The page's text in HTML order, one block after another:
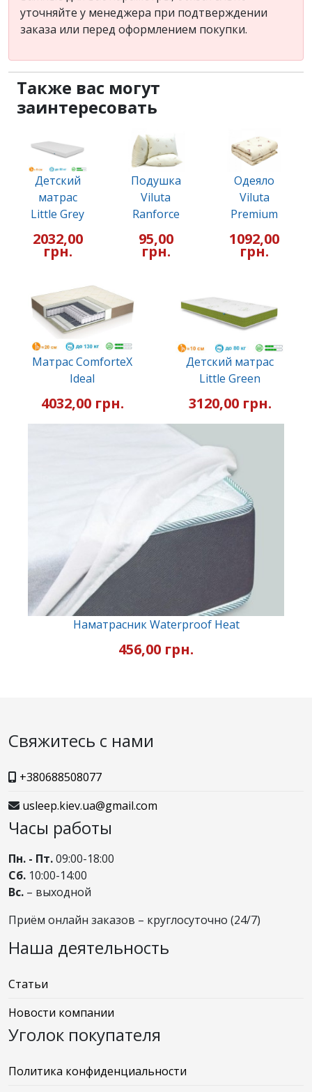
уточняйте у менеджера при подтверждении
заказа или перед оформлением покупки.
Также вас могут
заинтересовать
Детский
матрас
Little Grey
2032,00
грн.
Подушка
Viluta
Ranforce
95,00
грн.
Одеяло
Viluta
Premium
1092,00
грн.
Матрас ComforteX
Ideal
4032,00 грн.
Детский матрас
Little Green
3120,00 грн.
Наматрасник Waterproof Heat
456,00 грн.
Свяжитесь с нами
+380688508077
usleep.kiev.ua@gmail.com
Часы работы
Пн. - Пт.09:00-18:00
Сб. 10:00-14:00
Вс. – выходной
Приём онлайн заказов – круглосуточно (24/7)
Наша деятельность
Статьи
Новости компании
Уголок покупателя
Политика конфиденциальности